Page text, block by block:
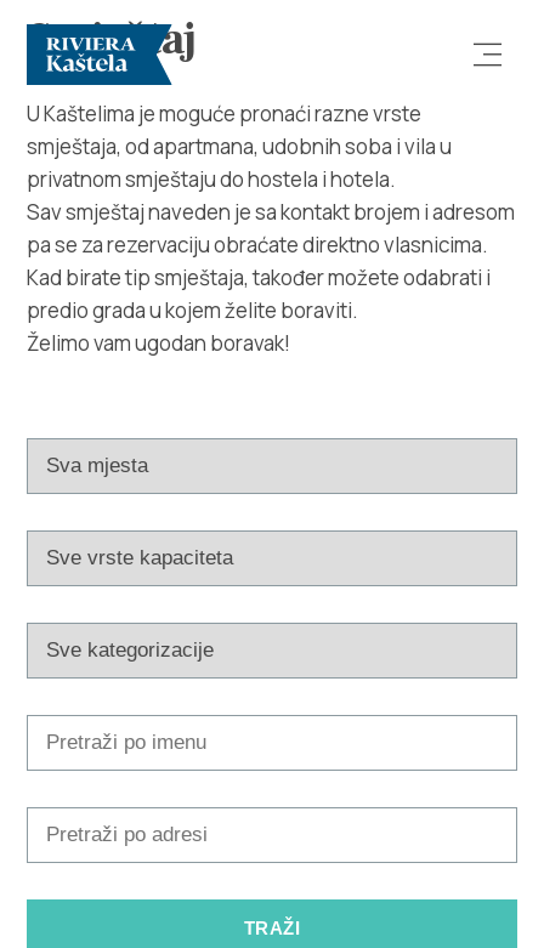
Istraži
Destinacija
Multimedija
Turistički ured
Safe in Dalmatia
hr
+385 21 227 933
info@kastela-info.hr
Smještaj
U Kaštelima je moguće pronaći razne vrste
smještaja, od apartmana, udobnih soba i vila u
privatnom smještaju do hostela i hotela.
Sav smještaj naveden je sa kontakt brojem i adresom
pa se za rezervaciju obraćate direktno vlasnicima.
Kad birate tip smještaja, također možete odabrati i
predio grada u kojem želite boraviti.
Želimo vam ugodan boravak!